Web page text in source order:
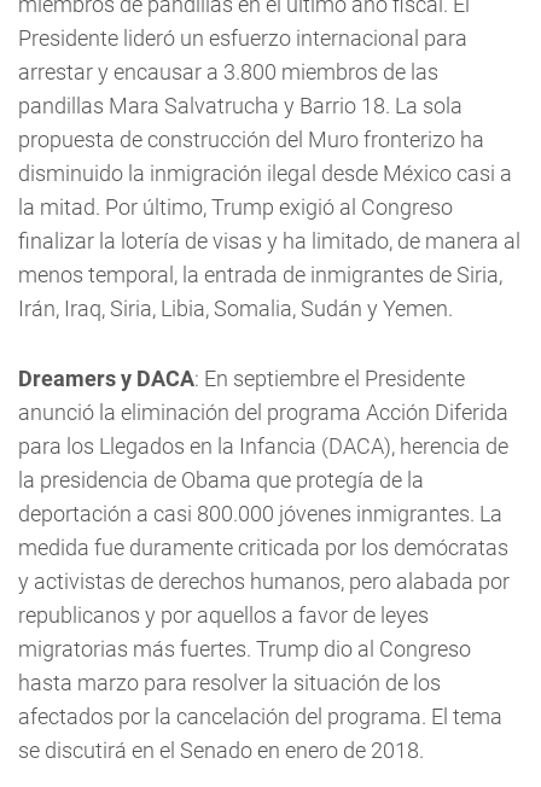
Presidente lideró un esfuerzo internacional para
arrestar y encausar a 3.800 miembros de las
pandillas Mara Salvatrucha y Barrio 18. La sola
propuesta de construcción del Muro fronterizo ha
disminuido la inmigración ilegal desde México casi a
la mitad. Por último, Trump exigió al Congreso
finalizar la lotería de visas y ha limitado, de manera al
menos temporal, la entrada de inmigrantes de Siria,
Irán, Iraq, Siria, Libia, Somalia, Sudán y Yemen.
Dreamers y DACA: En septiembre el Presidente
anunció la eliminación del programa Acción Diferida
para los Llegados en la Infancia (DACA), herencia de
la presidencia de Obama que protegía de la
deportación a casi 800.000 jóvenes inmigrantes. La
medida fue duramente criticada por los demócratas
y activistas de derechos humanos, pero alabada por
republicanos y por aquellos a favor de leyes
migratorias más fuertes. Trump dio al Congreso
hasta marzo para resolver la situación de los
afectados por la cancelación del programa. El tema
se discutirá en el Senado en enero de 2018.